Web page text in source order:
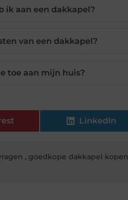
ik aan een dakkapel?
van een dakkapel?
toe aan mijn huis?
LinkedIn
, goedkope dakkapel kopen